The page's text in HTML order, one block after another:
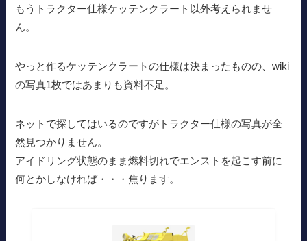
もうトラクター仕様ケッテンクラート以外考えられませ
ん。
やっと作るケッテンクラートの仕様は決まったものの、wiki
の写真1枚ではあまりも資料不足。
ネットで探してはいるのですがトラクター仕様の写真が全
然見つかりません。
アイドリング状態のまま燃料切れでエンストを起こす前に
何とかしなければ・・・焦ります。